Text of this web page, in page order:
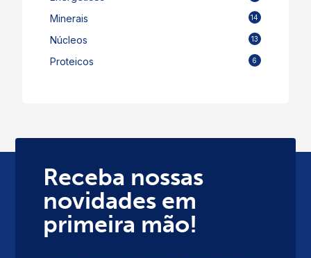
Minerais 14
Núcleos 13
Proteicos 6
Receba nossas
novidades em
primeira mão!